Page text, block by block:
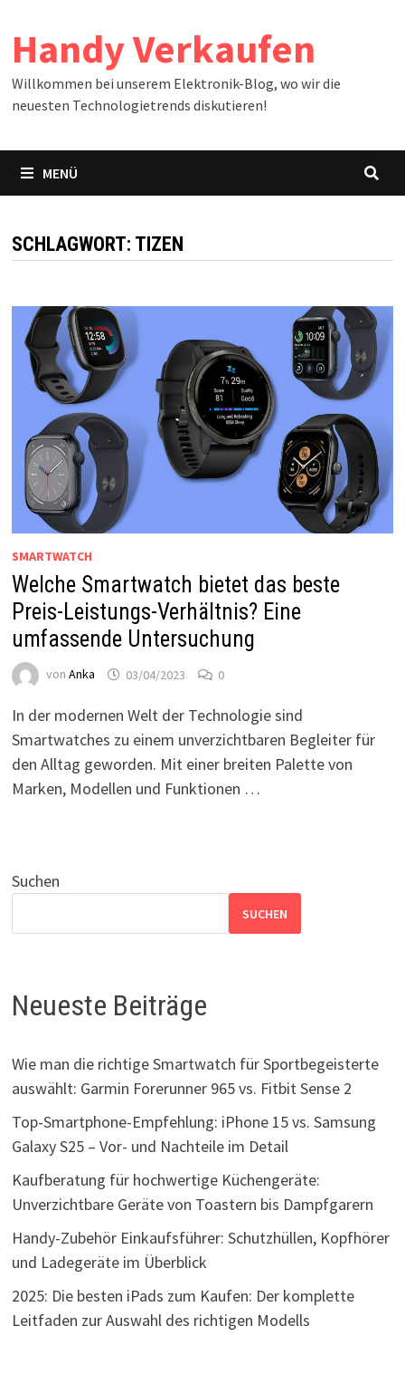
Inhalt
springen
Handy Verkaufen
Willkommen bei unserem Elektronik-Blog, wo wir die
neuesten Technologietrends diskutieren!
MENÜ
SCHLAGWORT: TIZEN
SMARTWATCH
Welche Smartwatch bietet das beste
Preis-Leistungs-Verhältnis? Eine
umfassende Untersuchung
von Anka 03/04/2023 0
In der modernen Welt der Technologie sind
Smartwatches zu einem unverzichtbaren Begleiter für
den Alltag geworden. Mit einer breiten Palette von
Marken, Modellen und Funktionen …
Suchen
SUCHEN
Neueste Beiträge
Wie man die richtige Smartwatch für Sportbegeisterte
auswählt: Garmin Forerunner 965 vs. Fitbit Sense 2
Top-Smartphone-Empfehlung: iPhone 15 vs. Samsung
Galaxy S25 – Vor- und Nachteile im Detail
Kaufberatung für hochwertige Küchengeräte:
Unverzichtbare Geräte von Toastern bis Dampfgarern
Handy-Zubehör Einkaufsführer: Schutzhüllen, Kopfhörer
und Ladegeräte im Überblick
2025: Die besten iPads zum Kaufen: Der komplette
Leitfaden zur Auswahl des richtigen Modells